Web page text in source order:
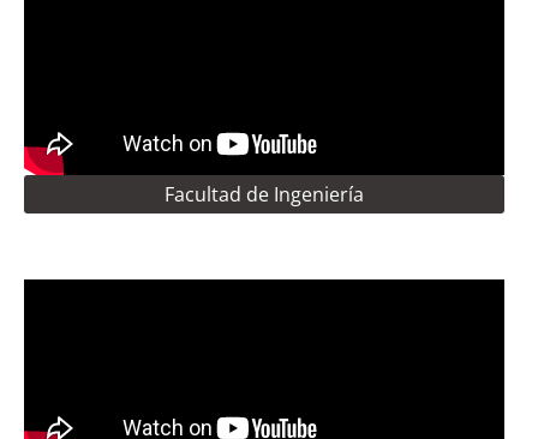
Facultad de Ingeniería